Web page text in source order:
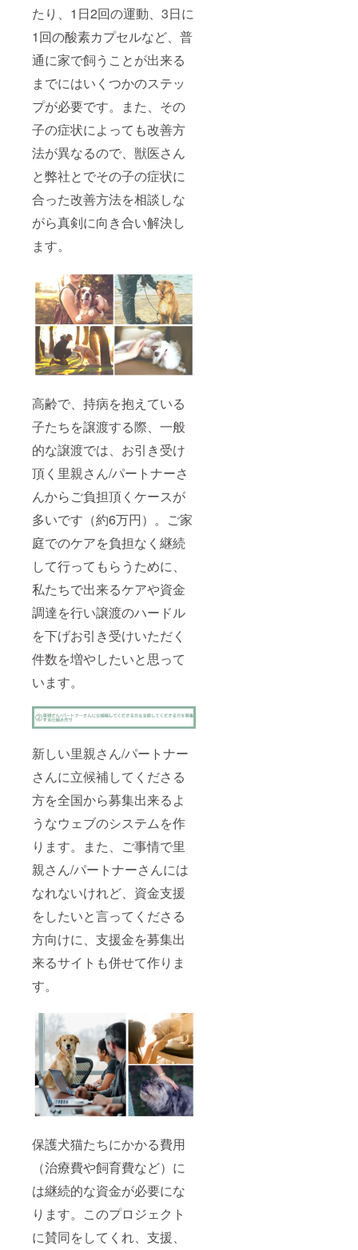
たり、1日2回の運動、3日に
1回の酸素カプセルなど、普
通に家で飼うことが出来る
までにはいくつかのステッ
プが必要です。また、その
子の症状によっても改善方
法が異なるので、獣医さん
と弊社とでその子の症状に
合った改善方法を相談しな
がら真剣に向き合い解決し
ます。
高齢で、持病を抱えている
子たちを譲渡する際、一般
的な譲渡では、お引き受け
頂く里親さん/パートナーさ
んからご負担頂くケースが
多いです（約6万円）。ご家
庭でのケアを負担なく継続
して行ってもらうために、
私たちで出来るケアや資金
調達を行い譲渡のハードル
を下げお引き受けいただく
件数を増やしたいと思って
います。
新しい里親さん/パートナー
さんに立候補してくださる
方を全国から募集出来るよ
うなウェブのシステムを作
ります。また、ご事情で里
親さん/パートナーさんには
なれないけれど、資金支援
をしたいと言ってくださる
方向けに、支援金を募集出
来るサイトも併せて作りま
す。
保護犬猫たちにかかる費用
（治療費や飼育費など）に
は継続的な資金が必要にな
ります。このプロジェクト
に賛同をしてくれ、支援、